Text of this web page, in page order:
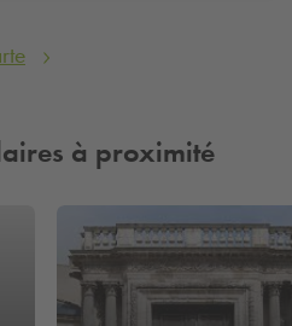
à proximité